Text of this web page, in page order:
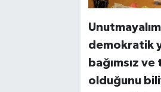
demokratik
bağımsız
olduğunu